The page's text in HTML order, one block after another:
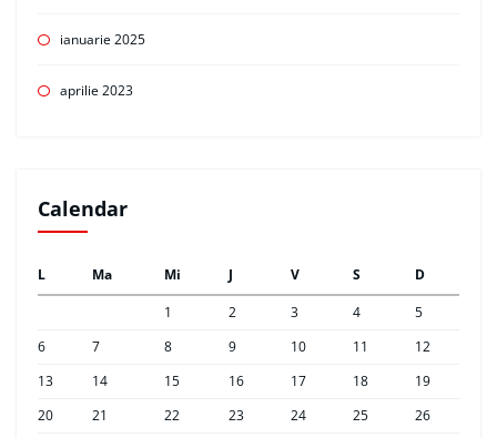
ianuarie 2025
aprilie 2023
Calendar
L Ma Mi J V S
D
1
2 3 4
5
6
7 8 9 10 11
12
13
14 15 16 17 18
19
20
21 22 23 24 25
26